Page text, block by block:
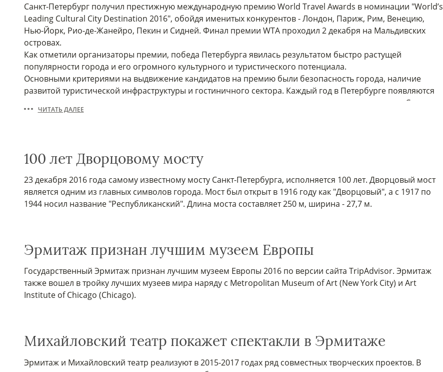
Санкт-Петербург получил престижную международную премию World Travel Awards в номинации "World’s
Leading Cultural City Destination 2016", обойдя именитых конкурентов - Лондон, Париж, Рим, Венецию,
Нью-Йорк, Рио-де-Жанейро, Пекин и Сидней. Финал премии WTA проходил 2 декабря на Мальдивских
островах.
Как отметили организаторы премии, победа Петербурга явилась результатом быстро растущей
популярности города и его огромного культурного и туристического потенциала.
Основными критериями на выдвижение кандидатов на премию были безопасность города, наличие
развитой туристической инфраструктуры и гостиничного сектора. Каждый год в Петербурге появляются
новые качественные гостиницы и мини-отели разного ценового уровня, что укрепляет позиции Санкт-
Петербурга, как новой культурной столицы мира.
ЧИТАТЬ ДАЛЕЕ
100 лет Дворцовому мосту
23 декабря 2016 года самому известному мосту Санкт-Петербурга, исполняется 100 лет. Дворцовый мост
является одним из главных символов города. Мост был открыт в 1916 году как "Дворцовый", а с 1917 по
1944 носил название "Республиканский". Длина моста составляет 250 м, ширина - 27,7 м.
Эрмитаж признан лучшим музеем Европы
Государственный Эрмитаж признан лучшим музеем Европы 2016 по версии сайта TripAdvisor. Эрмитаж
также вошел в тройку лучших музеев мира наряду с Metropolitan Museum of Art (New York City) и Art
Institute of Chicago (Chicago).
Михайловский театр покажет спектакли в Эрмитаже
Эрмитаж и Михайловский театр реализуют в 2015-2017 годах ряд совместных творческих проектов. В